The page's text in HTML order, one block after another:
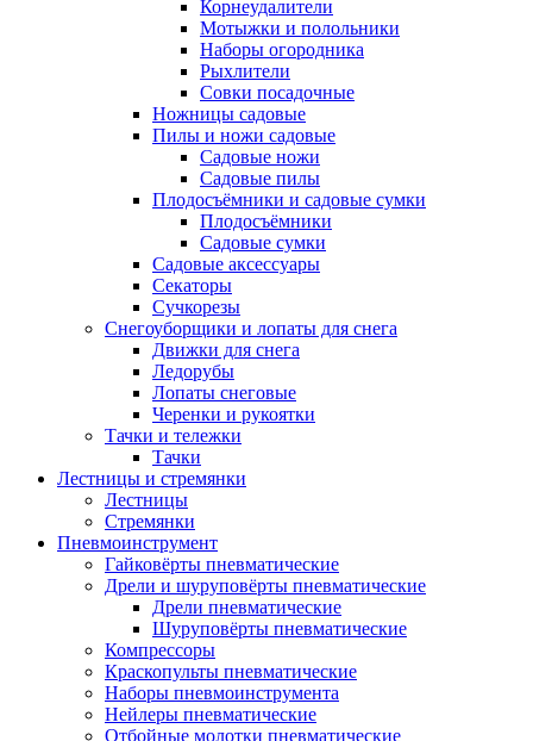
Корнеудалители
Мотыжки и полольники
Наборы огородника
Рыхлители
Совки посадочные
Ножницы садовые
Пилы и ножи садовые
Садовые ножи
Садовые пилы
Плодосъёмники и садовые сумки
Плодосъёмники
Садовые сумки
Садовые аксессуары
Секаторы
Сучкорезы
Снегоуборщики и лопаты для снега
Движки для снега
Ледорубы
Лопаты снеговые
Черенки и рукоятки
Тачки и тележки
Тачки
Лестницы и стремянки
Лестницы
Стремянки
Пневмоинструмент
Гайковёрты пневматические
Дрели и шуруповёрты пневматические
Дрели пневматические
Шуруповёрты пневматические
Компрессоры
Краскопульты пневматические
Наборы пневмоинструмента
Нейлеры пневматические
Отбойные молотки пневматические